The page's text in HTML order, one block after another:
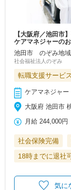
【大阪府／池田市
ケアマネジャーの
池田市 のぞみ地域
社会福祉法人のぞみ
転職支援サービ
ケアマネジャ
大阪府 池田市
月給 244,000円
社会保険完備
18時までに退社
気に